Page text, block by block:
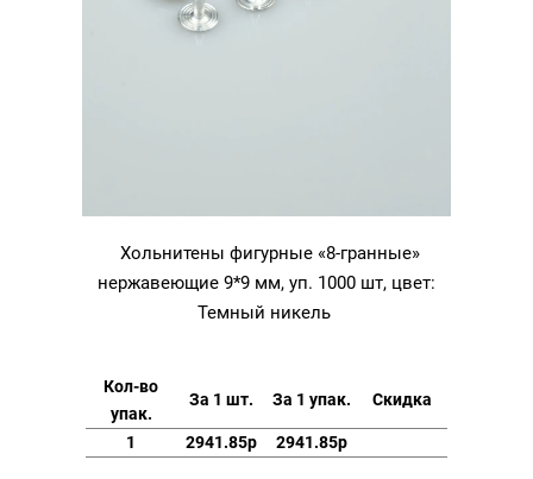
Хольнитены фигурные «8-гранные»
нержавеющие 9*9 мм, уп. 1000 шт, цвет:
Темный никель
Кол-во
упак.
За 1 шт. За 1 упак. Скидка
1 2941.85р 2941.85р